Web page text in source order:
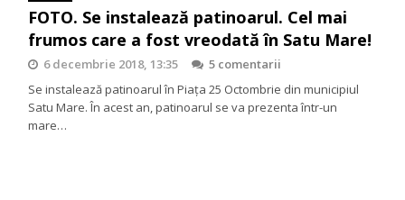
FOTO. Se instalează patinoarul. Cel mai
frumos care a fost vreodată în Satu Mare!
6 decembrie 2018, 13:35
5 comentarii
Se instalează patinoarul în Piața 25 Octombrie din municipiul
Satu Mare. În acest an, patinoarul se va prezenta într-un
mare…